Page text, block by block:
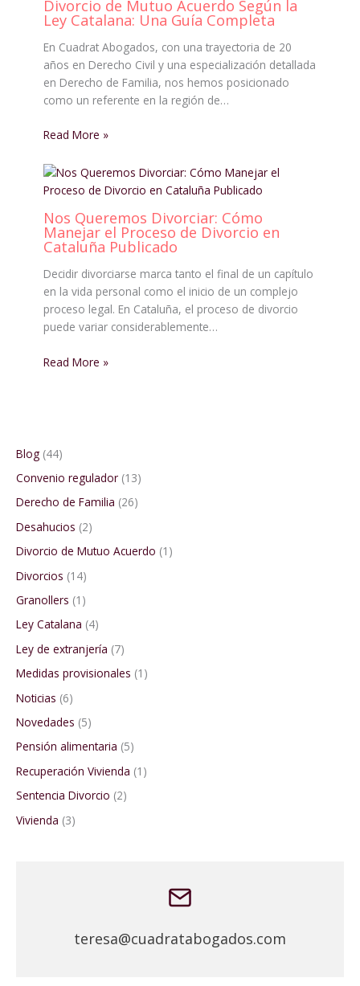
Divorcio de Mutuo Acuerdo Según la
Ley Catalana: Una Guía Completa
En Cuadrat Abogados, con una trayectoria de 20
años en Derecho Civil y una especialización detallada
en Derecho de Familia, nos hemos posicionado
como un referente en la región de…
Read More »
Nos Queremos Divorciar: Cómo
Manejar el Proceso de Divorcio en
Cataluña Publicado
Decidir divorciarse marca tanto el final de un capítulo
en la vida personal como el inicio de un complejo
proceso legal. En Cataluña, el proceso de divorcio
puede variar considerablemente…
Read More »
Blog (44)
Convenio regulador (13)
Derecho de Familia (26)
Desahucios (2)
Divorcio de Mutuo Acuerdo (1)
Divorcios (14)
Granollers (1)
Ley Catalana (4)
Ley de extranjería (7)
Medidas provisionales (1)
Noticias (6)
Novedades (5)
Pensión alimentaria (5)
Recuperación Vivienda (1)
Sentencia Divorcio (2)
Vivienda (3)
teresa@cuadratabogados.com